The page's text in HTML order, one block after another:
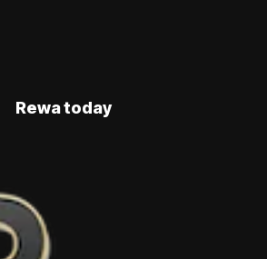
Rewa today